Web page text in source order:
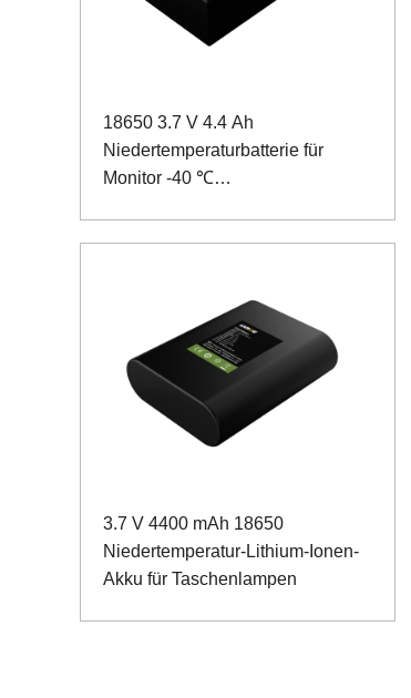
18650 3.7 V 4.4 Ah
Niedertemperaturbatterie für
Monitor -40 ℃
3.7 V 4400 mAh 18650
Niedertemperatur-Lithium-Ionen-
Akku für Taschenlampen